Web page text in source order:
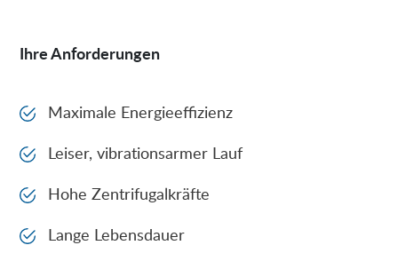
Ihre Anforderungen
Maximale Energieeffizienz
Leiser, vibrationsarmer Lauf
Hohe Zentrifugalkräfte
Lange Lebensdauer